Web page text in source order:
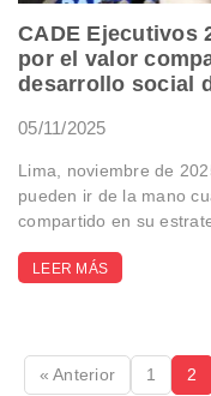
CADE Ejecutivos
por el valor
desarrollo social
05/11/2025
Lima, noviembre de
pueden ir de la mano
compartido en su
LEER MÁS
« Anterior 1 2